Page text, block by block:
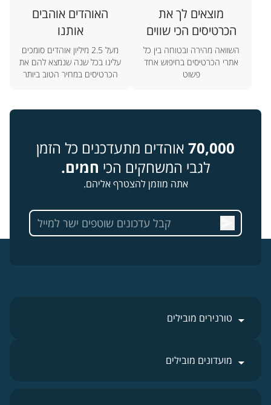
מוצאים לך את
הכרטיסים הכי שווים
השוואה מהירה ובטוחה בין כל
אתרי הכרטיסים בחיפוש אחד
פשוט
האוהדים אוהבים
אותנו
מעל 2.5 מיליון אוהדים סומכים
עלינו בכל שנה שנמצא להם את
הכרטיסים במחיר הטוב ביותר
70,000 אוהדים מתעדכנים כל הזמן
לגבי המשחקים הכי חמים.
אתה מוזמן להצטרף אליהם.
טורנירים מובילים
מועדונים מובילים